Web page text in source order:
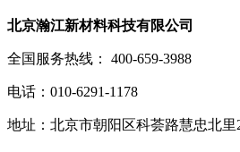
北京瀚江新材料科技有限公司
全国服务热线： 400-659-3988
电话：010-6291-1178
地址：北京市朝阳区科荟路慧忠北